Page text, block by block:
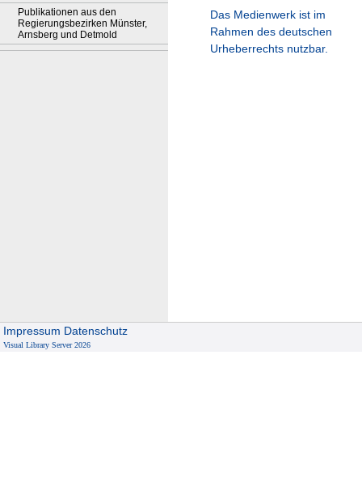
Publikationen aus den
Regierungsbezirken Münster,
Arnsberg und Detmold
Das Medienwerk ist im
Rahmen des deutschen
Urheberrechts nutzbar.
Impressum Datenschutz
Visual Library Server 2026